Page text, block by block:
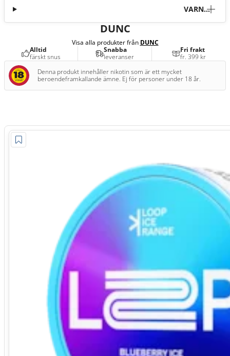
VARNI
DUNC
Visa alla produkter från DUNC
Alltid
färskt snus
Snabba
leveranser
Fri frakt
fr. 399 kr
Denna produkt innehåller nikotin som är ett mycket
beroendeframkallande ämne. Ej för personer under 18 år.